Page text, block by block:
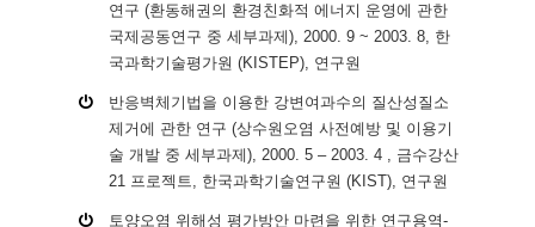
연구 (환동해권의 환경친화적 에너지 운영에 관한
국제공동연구 중 세부과제), 2000. 9 ~ 2003. 8, 한
국과학기술평가원 (KISTEP), 연구원
반응벽체기법을 이용한 강변여과수의 질산성질소
제거에 관한 연구 (상수원오염 사전예방 및 이용기
술 개발 중 세부과제), 2000. 5 – 2003. 4 , 금수강산
21 프로젝트, 한국과학기술연구원 (KIST), 연구원
토양오염 위해성 평가방안 마련을 위한 연구용역-